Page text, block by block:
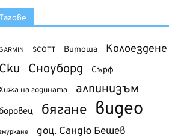
SCOTT Витоша Колоездене
Сноуборд Сърф
на годината алпинизъм
бягане видео
доц. Сандю Бешев